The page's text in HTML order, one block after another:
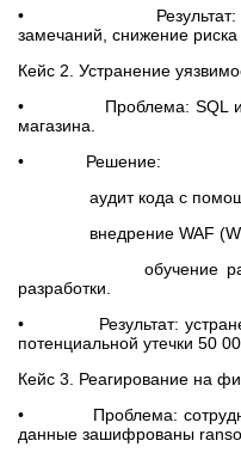
• Результат:
замечаний, снижение риска
Кейс 2. Устранение
• Проблема: SQL
магазина.
• Решение:
аудит кода с
внедрение WAF (Web
обучение
разработки.
• Результат:
потенциальной утечки 50
Кейс 3. Реагирование на
• Проблема: сотрудник
данные зашифрованы